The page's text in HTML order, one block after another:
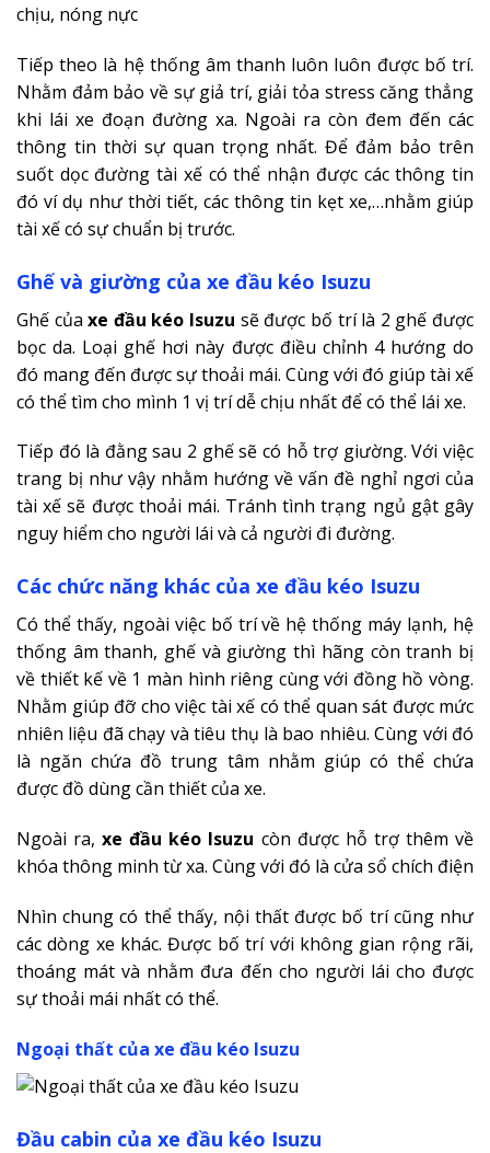
chịu, nóng nực
Tiếp theo là hệ thống âm thanh luôn luôn được bố trí.
Nhằm đảm bảo về sự giả trí, giải tỏa stress căng thẳng
khi lái xe đoạn đường xa. Ngoài ra còn đem đến các
thông tin thời sự quan trọng nhất. Để đảm bảo trên
suốt dọc đường tài xế có thể nhận được các thông tin
đó ví dụ như thời tiết, các thông tin kẹt xe,…nhằm giúp
tài xế có sự chuẩn bị trước.
Ghế và giường của xe đầu kéo Isuzu
Ghế củaxe đầu kéo Isuzu sẽ được bố trí là 2 ghế được
bọc da. Loại ghế hơi này được điều chỉnh 4 hướng do
đó mang đến được sự thoải mái. Cùng với đó giúp tài xế
có thể tìm cho mình 1 vị trí dễ chịu nhất để có thể lái xe.
Tiếp đó là đằng sau 2 ghế sẽ có hỗ trợ giường. Với việc
trang bị như vậy nhằm hướng về vấn đề nghỉ ngơi của
tài xế sẽ được thoải mái. Tránh tình trạng ngủ gật gây
nguy hiểm cho người lái và cả người đi đường.
Các chức năng khác của xe đầu kéo Isuzu
Có thể thấy, ngoài việc bố trí về hệ thống máy lạnh, hệ
thống âm thanh, ghế và giường thì hãng còn tranh bị
về thiết kế về 1 màn hình riêng cùng với đồng hồ vòng.
Nhằm giúp đỡ cho việc tài xế có thể quan sát được mức
nhiên liệu đã chạy và tiêu thụ là bao nhiêu. Cùng với đó
là ngăn chứa đồ trung tâm nhằm giúp có thể chứa
được đồ dùng cần thiết của xe.
Ngoài ra,xe đầu kéo Isuzu còn được hỗ trợ thêm về
khóa thông minh từ xa. Cùng với đó là cửa sổ chích điện
Nhìn chung có thể thấy, nội thất được bố trí cũng như
các dòng xe khác. Được bố trí với không gian rộng rãi,
thoáng mát và nhằm đưa đến cho người lái cho được
sự thoải mái nhất có thể.
Ngoại thất của xe đầu kéo Isuzu
Đầu cabin của xe đầu kéo Isuzu